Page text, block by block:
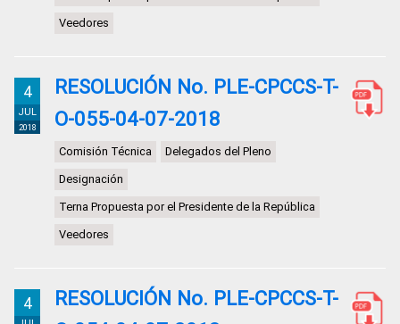
Veedores
4
JUL
2018
RESOLUCIÓN No. PLE-CPCCS-T-
O-055-04-07-2018
Comisión Técnica Delegados del Pleno
Designación
Terna Propuesta por el Presidente de la República
Veedores
4
RESOLUCIÓN No. PLE-CPCCS-T-